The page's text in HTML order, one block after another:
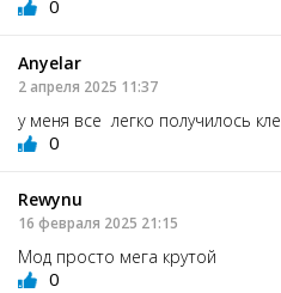
0
Anyelar
2 апреля 2025 11:37
у меня все легко получилось кле
0
Rewynu
16 февраля 2025 21:15
Мод просто мега крутой
0